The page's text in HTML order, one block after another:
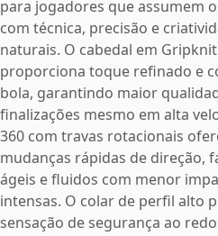
para jogadores que assumem
com técnica, precisão e
naturais. O cabedal em
proporciona toque refinado e
bola, garantindo maior
finalizações mesmo em alta
360 com travas rotacionais
mudanças rápidas de direção,
ágeis e fluidos com menor
intensas. O colar de perfil alto
sensação de segurança ao